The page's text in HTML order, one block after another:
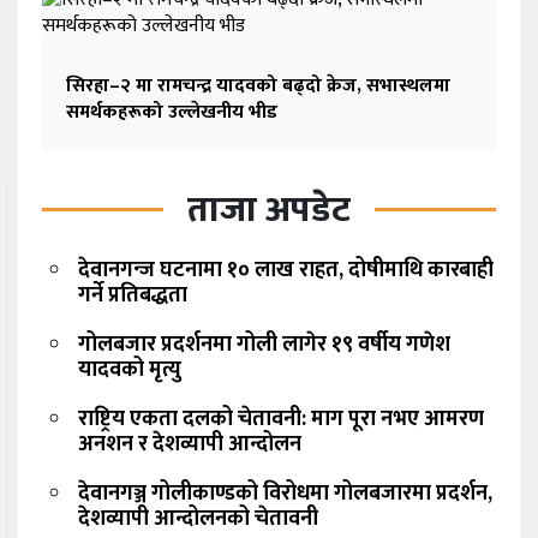
सिरहा–२ मा रामचन्द्र यादवको बढ्दो क्रेज, सभास्थलमा
समर्थकहरूको उल्लेखनीय भीड
ताजा अपडेट
देवानगन्ज घटनामा १० लाख राहत, दोषीमाथि कारबाही
गर्ने प्रतिबद्धता
गोलबजार प्रदर्शनमा गोली लागेर १९ वर्षीय गणेश
यादवको मृत्यु
राष्ट्रिय एकता दलको चेतावनी: माग पूरा नभए आमरण
अनशन र देशव्यापी आन्दोलन
देवानगञ्ज गोलीकाण्डको विरोधमा गोलबजारमा प्रदर्शन,
देशव्यापी आन्दोलनको चेतावनी